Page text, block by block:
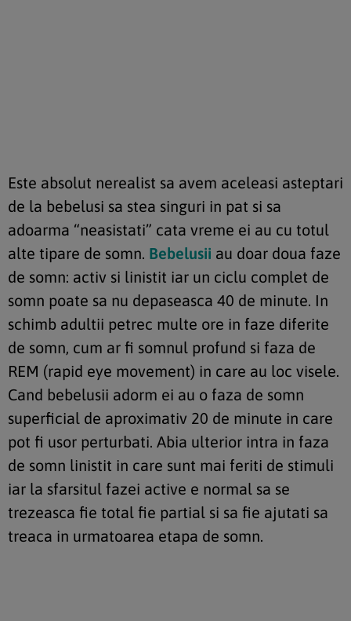
Este absolut nerealist sa avem aceleasi asteptari
de la bebelusi sa stea singuri in pat si sa
adoarma “neasistati” cata vreme ei au cu totul
alte tipare de somn. Bebelusii au doar doua faze
de somn: activ si linistit iar un ciclu complet de
somn poate sa nu depaseasca 40 de minute. In
schimb adultii petrec multe ore in faze diferite
de somn, cum ar fi somnul profund si faza de
REM (rapid eye movement) in care au loc visele.
Cand bebelusii adorm ei au o faza de somn
superficial de aproximativ 20 de minute in care
pot fi usor perturbati. Abia ulterior intra in faza
de somn linistit in care sunt mai feriti de stimuli
iar la sfarsitul fazei active e normal sa se
trezeasca fie total fie partial si sa fie ajutati sa
treaca in urmatoarea etapa de somn.